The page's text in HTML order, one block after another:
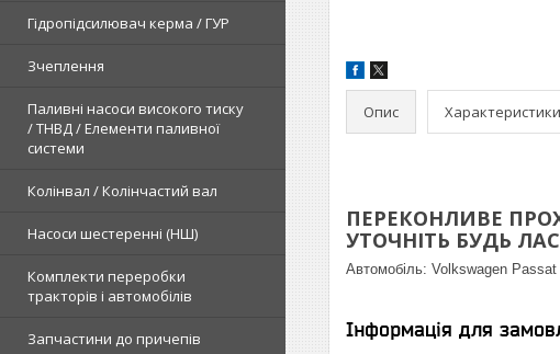
Гідропідсилювач керма / ГУР
Зчеплення
Паливні насоси високого тиску
/ ТНВД / Елементи паливної
системи
Колінвал / Колінчастий вал
Насоси шестеренні (НШ)
Комплекти переробки
тракторів і автомобілів
Запчастини до причепів
Опис Характеристики
ПЕРЕКОНЛИВЕ
УТОЧНІТЬ БУДЬ
Автомобіль: Volkswagen
Інформація для